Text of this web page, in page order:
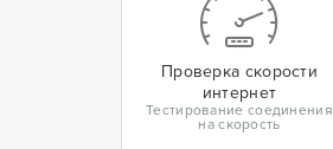
Проверка скорости
интернет
Тестирование соединения
на скорость